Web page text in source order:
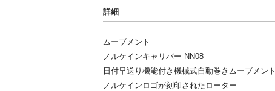
詳細
ムーブメント
ノルケインキャリバー NN08
日付早送り機能付き機械式自動巻きムーブメント
ノルケインロゴが刻印されたローター